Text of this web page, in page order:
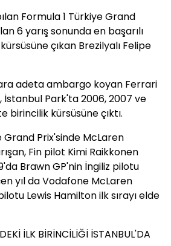
Formula 1 Türkiye Grand
6 yarış sonunda en başarılı
çıkan Brezilyalı Felipe
adeta ambargo koyan Ferrari
İstanbul Park'ta 2006, 2007 ve
birincilik kürsüsüne çıktı.
Prix'sinde McLaren
Fin pilot Kimi Raikkonen
Brawn GP'nin İngiliz pilotu
yıl da Vodafone McLaren
Lewis Hamilton ilk sırayı elde
İLK BİRİNCİLİĞİ İSTANBUL'DA